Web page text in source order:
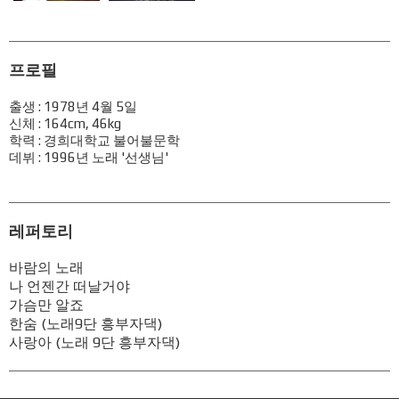
프로필
출생 : 1978년 4월 5일
신체 : 164cm, 46kg
학력 : 경희대학교 불어불문학
데뷔 : 1996년 노래 '선생님'
레퍼토리
바람의 노래
나 언젠간 떠날거야
가슴만 알죠
한숨 (노래9단 흥부자댁)
사랑아 (노래 9단 흥부자댁)